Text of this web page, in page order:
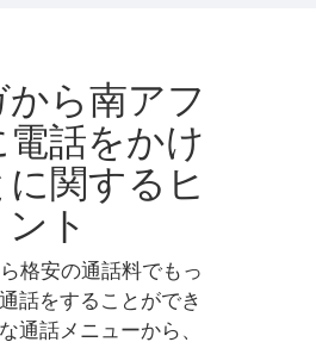
から南アフ
電話をかけ
関するヒ
ント
格安の通話料でもっ
話をすることができ
通話メニューから、